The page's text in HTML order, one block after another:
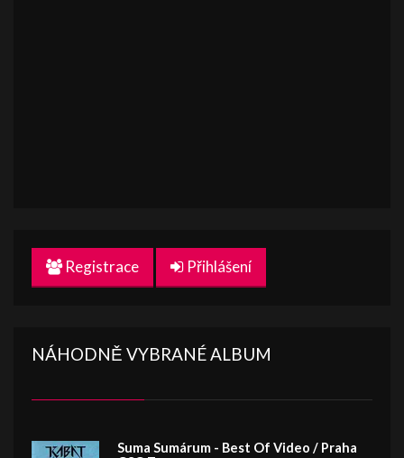
Registrace Přihlášení
NÁHODNĚ VYBRANÉ ALBUM
Suma Sumárum - Best Of Video / Praha